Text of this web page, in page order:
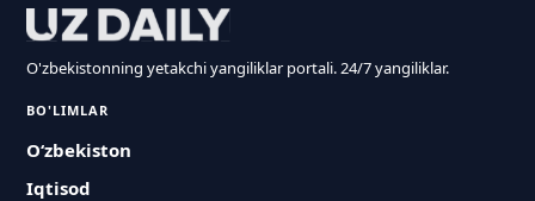
O'zbekistonning yetakchi yangiliklar portali. 24/7 yangiliklar.
BO'LIMLAR
O‘zbekiston
Iqtisod